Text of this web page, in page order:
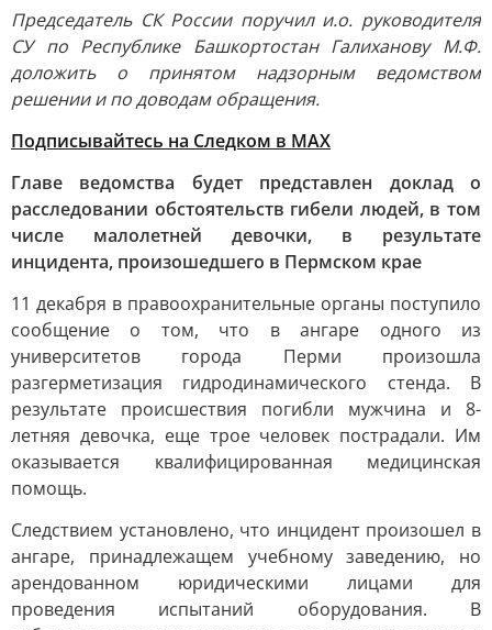
Председатель СК России поручил и.о. руководителя
СУ по Республике Башкортостан Галиханову М.Ф.
доложить о принятом надзорным ведомством
решении и по доводам обращения.
Подписывайтесь на Следком в MAX
Главе ведомства будет представлен доклад о
расследовании обстоятельств гибели людей, в том
числе малолетней девочки, в результате
инцидента, произошедшего в Пермском крае
11 декабря в правоохранительные органы поступило
сообщение о том, что в ангаре одного из
университетов города Перми произошла
разгерметизация гидродинамического стенда. В
результате происшествия погибли мужчина и 8-
летняя девочка, еще трое человек пострадали. Им
оказывается квалифицированная медицинская
помощь.
Следствием установлено, что инцидент произошел в
ангаре, принадлежащем учебному заведению, но
арендованном юридическими лицами для
проведения испытаний оборудования. В